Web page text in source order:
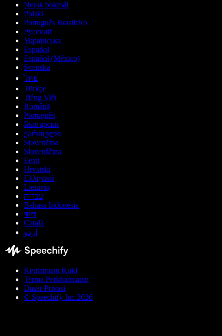
Norsk bokmål
Polski
Português Brasileiro
Русский
Українська
Español
Español (México)
Svenska
ไทย
Türkçe
Tiếng Việt
Română
Português
Български
ქართული
Slovenčina
Slovenščina
Eesti
Hrvatski
Ελληνικά
Lietuvių
עברית
Bahasa Indonesia
বাংলা
Català
اردو
Keutamaan Kuki
Terma Perkhidmatan
Dasar Privasi
© Speechify Inc 2026